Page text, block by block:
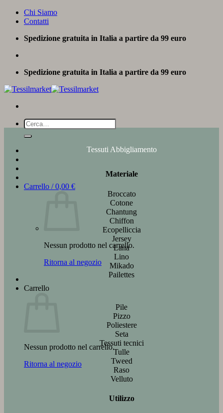
Salta
Chi Siamo
Contatti
Spedizione gratuita in Italia a partire da 99 euro
Spedizione gratuita in Italia a partire da 99 euro
Cerca:
Carrello /0,00 €
Nessun prodotto nel carrello.
Ritorna al negozio
Carrello
Nessun prodotto nel carrello.
Ritorna al negozio
Tessuti Abbigliamento
Materiale
Broccato
Cotone
Chantung
Chiffon
Ecopelliccia
Jersey
Lana
Lino
Mikado
Pailettes
Pile
Pizzo
Poliestere
Seta
Tessuti tecnici
Tulle
Tweed
Raso
Velluto
Utilizzo